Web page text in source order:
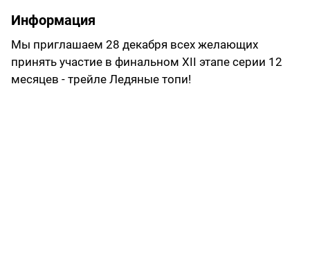
Информация
Мы приглашаем 28 декабря всех желающих
принять участие в финальном XII этапе серии 12
месяцев - трейле Ледяные топи!